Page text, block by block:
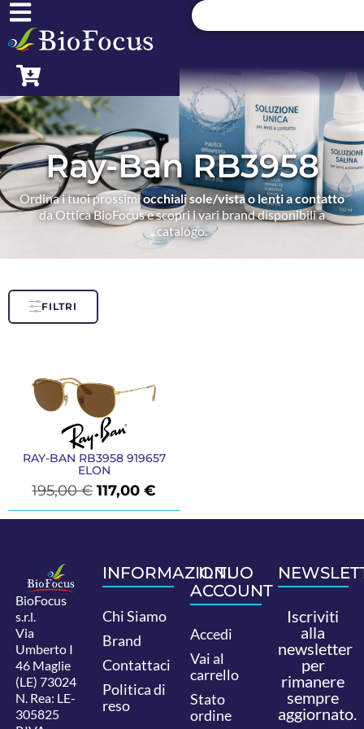
Ray-Ban RB3958
Ordina i tuoi prossimiocchiali sole/vista o lenti a contatto
da Ottica BioFocus e scopri i vari brand disponibili a
catalogo.
FILTRI
RAY-BAN RB3958 919657
ELON
195,00€ 117,00€
BioFocus
s.r.l.
Via
Umberto I
46 Maglie
(LE) 73024
N. Rea: LE-
305825
INFORMAZIONI
Chi Siamo
Brand
Contattaci
Politica di
reso
IL TUO
ACCOUNT
Accedi
Vai al
carrello
Stato
ordine
Iscriviti
alla
newsletter
per
rimanere
sempre
aggiornato.